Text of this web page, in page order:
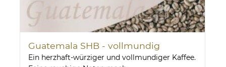
Guatemala SHB - vollmundig
Ein herzhaft-würziger und vollmundiger Kaffee.